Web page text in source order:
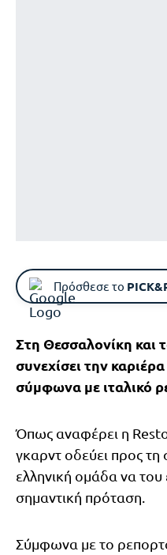
Πρόσθεσε το
Στη Θεσσαλονίκη και
συνεχίσει την
σύμφωνα με ιταλικό
Όπως αναφέρει η
γκαρντ οδεύει προς
ελληνική ομάδα να του
σημαντική πρόταση.
Σύμφωνα με το